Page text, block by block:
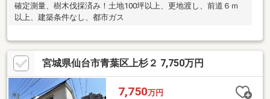
確定測量、樹木伐採済み！土地100坪以上、更地渡し、前道６ｍ
以上、建築条件なし、都市ガス
宮城県仙台市青葉区上杉２ 7,750万円
7,750万円